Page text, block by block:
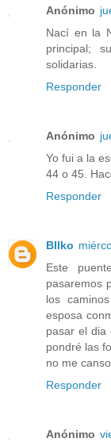
Anónimo
Nací en la
principal;
solidarias.
Responder
Anónimo
Yo fui a la
44 o 45.
Responder
BIlko
Este
pasaremos
los
esposa
pasar el dia
pondré las
no me
Responder
Anónimo